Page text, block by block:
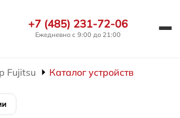
+7 (485) 231-72-06
Ежедневно с 9:00 до 21:00
Fujitsu Каталог устройств